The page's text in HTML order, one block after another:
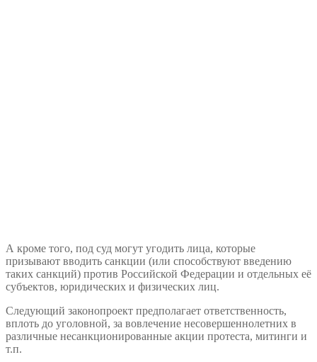
А кроме того, под суд могут угодить лица, которые
призывают вводить санкции (или способствуют введению
таких санкций) против Российской Федерации и отдельных её
субъектов, юридических и физических лиц.
Следующий законопроект предполагает ответственность,
вплоть до уголовной, за вовлечение несовершеннолетних в
различные несанкционированные акции протеста, митинги и
т.п.